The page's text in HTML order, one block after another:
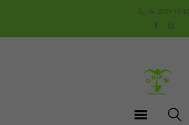
06 20 89 93 42
Le Club
Aquathlon du Pays
Mornantais